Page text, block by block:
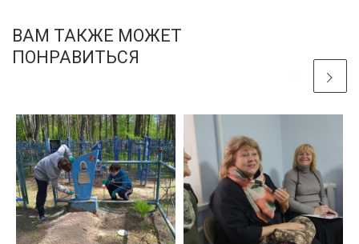
ВАМ ТАКЖЕ МОЖЕТ
ПОНРАВИТЬСЯ